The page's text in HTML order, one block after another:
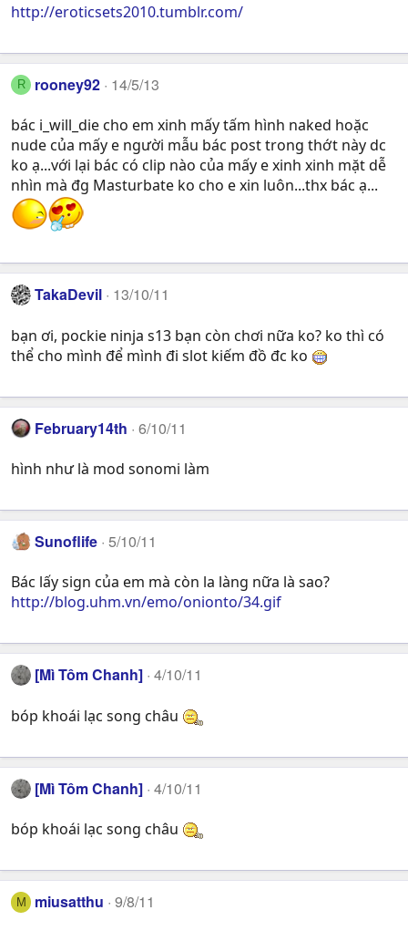
http://eroticsets2010.tumblr.com/
R rooney92 14/5/13
bác i_will_die cho em xinh mấy tấm hình naked hoặc
nude của mấy e người mẫu bác post trong thớt này dc
ko ạ...với lại bác có clip nào của mấy e xinh xinh mặt dễ
nhìn mà đg Masturbate ko cho e xin luôn...thx bác ạ...
TakaDevil 13/10/11
bạn ơi, pockie ninja s13 bạn còn chơi nữa ko? ko thì có
thể cho mình để mình đi slot kiếm đồ đc ko
February14th 6/10/11
hình như là mod sonomi làm
Sunoflife 5/10/11
Bác lấy sign của em mà còn la làng nữa là sao?
http://blog.uhm.vn/emo/onionto/34.gif
[Mì Tôm Chanh] 4/10/11
bóp khoái lạc song châu
[Mì Tôm Chanh] 4/10/11
bóp khoái lạc song châu
M miusatthu 9/8/11